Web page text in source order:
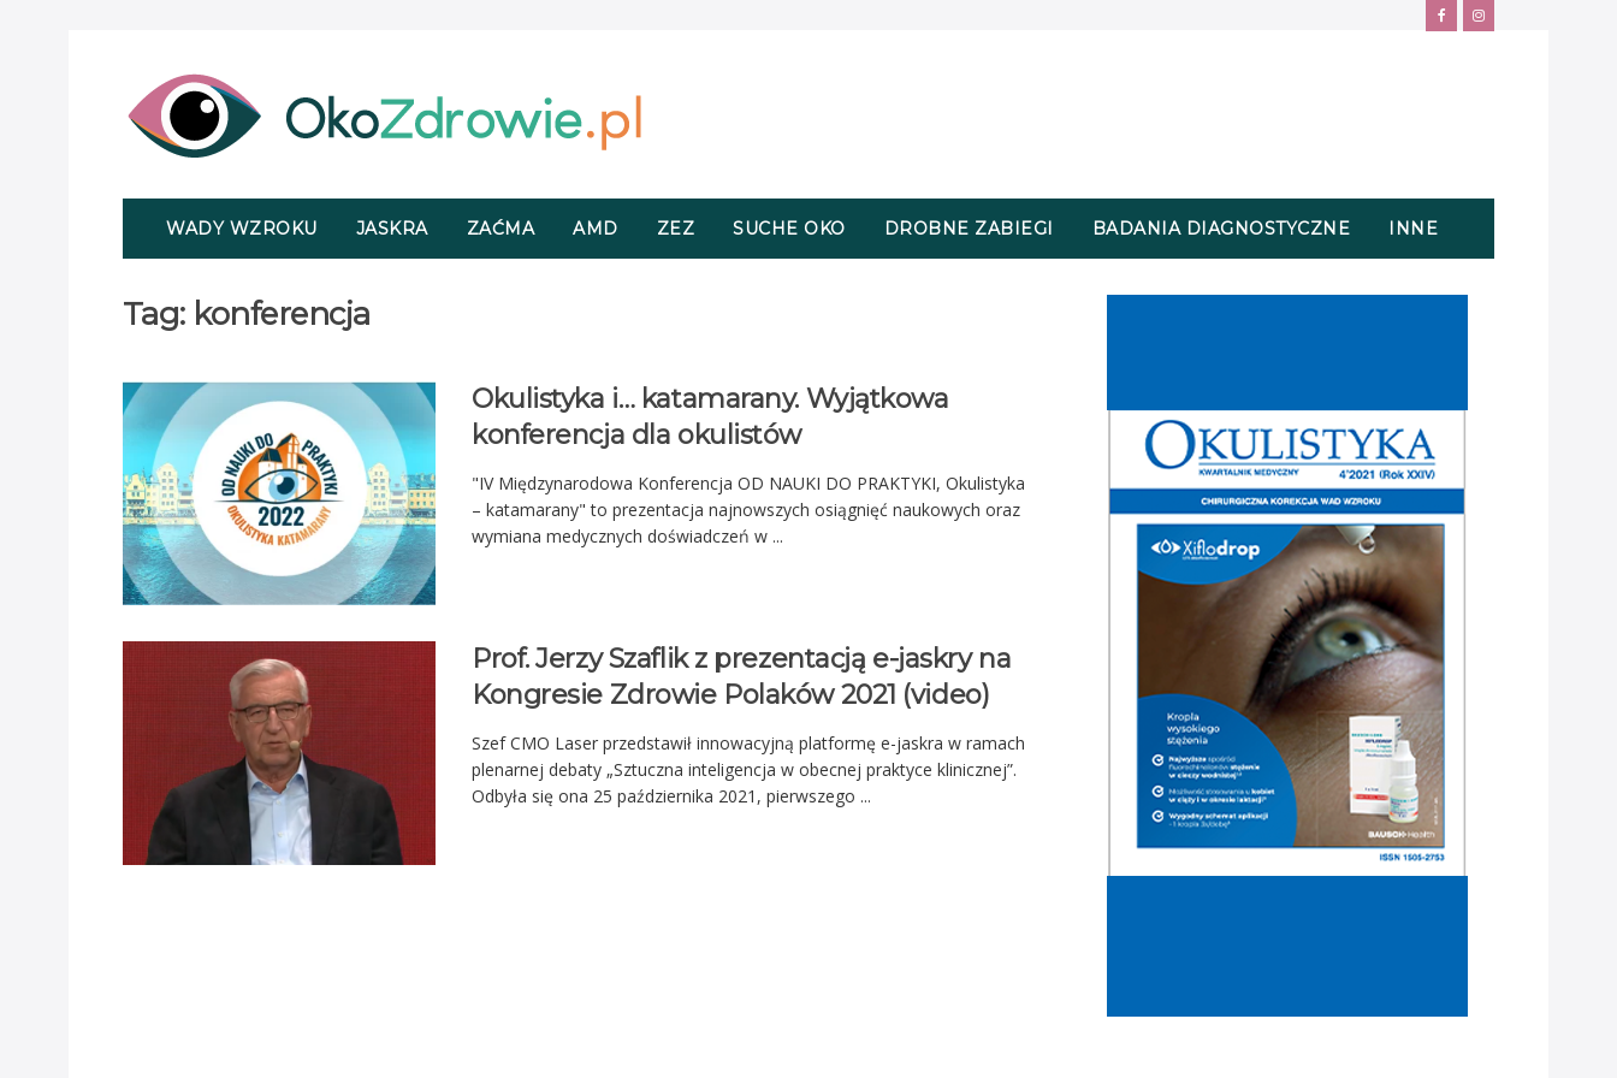
WADY WZROKU JASKRA ZAĆMA AMD ZEZ SUCHE OKO DROBNE ZABIEGI BADANIA DIAGNOSTYCZNE INNE
Tag: konferencja
Okulistyka i… katamarany. Wyjątkowa
konferencja dla okulistów
"IV Międzynarodowa Konferencja OD NAUKI DO PRAKTYKI, Okulistyka
– katamarany" to prezentacja najnowszych osiągnięć naukowych oraz
wymiana medycznych doświadczeń w ...
Prof. Jerzy Szaflik z prezentacją e-jaskry na
Kongresie Zdrowie Polaków 2021 (video)
Szef CMO Laser przedstawił innowacyjną platformę e-jaskra w ramach
plenarnej debaty „Sztuczna inteligencja w obecnej praktyce klinicznej”.
Odbyła się ona 25 października 2021, pierwszego ...